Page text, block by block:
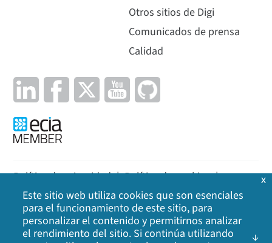
Otros sitios de Digi
Comunicados de prensa
Calidad
Política de privacidad | Política de cookies |
Aviso legal | Mapa del sitio
©2026Digi International Inc. Todos los derechos
Este sitio web utiliza cookies que son esenciales
para el funcionamiento de este sitio, para
personalizar el contenido y permitirnos analizar
el rendimiento del sitio. Si continúa utilizando
x